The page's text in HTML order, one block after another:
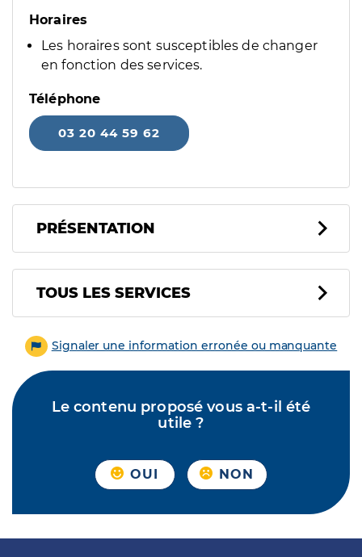
Horaires
Les horaires sont susceptibles de changer
en fonction des services.
Téléphone
03 20 44 59 62
PRÉSENTATION
Tous les services
TOUS LES SERVICES
Signaler une information erronée ou manquante
Le contenu proposé vous a-t-il été
utile ?
OUI NON